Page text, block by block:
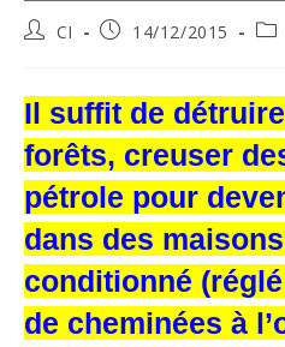
PostCI
Post14/12/2015
Il suffit de
forêts, creuser
pétrole pour
dans des
conditionné
de cheminées à